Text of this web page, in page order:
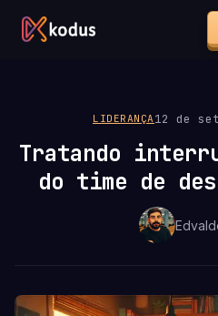
LIDERANÇA 12 de
Tratando
do time de